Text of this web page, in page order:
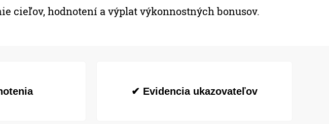
cieľov, hodnotení a výplat výkonnostných bonusov.
✔ Evidencia ukazovateľov